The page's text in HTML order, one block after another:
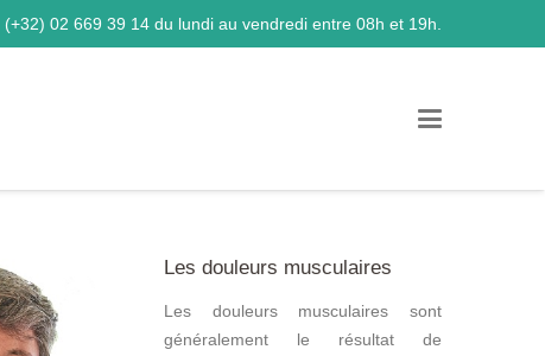
(+32) 02 669 39 14 du lundi au vendredi entre 08h et 19h.
Les douleurs musculaires
Les douleurs musculaires sont
généralement le résultat de